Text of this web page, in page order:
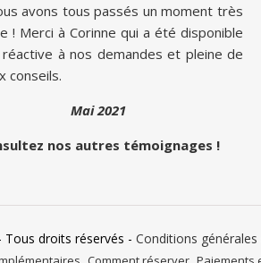
avons tous passés un moment très
! Merci à Corinne qui a été disponible
à nos demandes et pleine de
conseils.
Mai 2021
nos autres témoignages !
droits réservés - Conditions générales